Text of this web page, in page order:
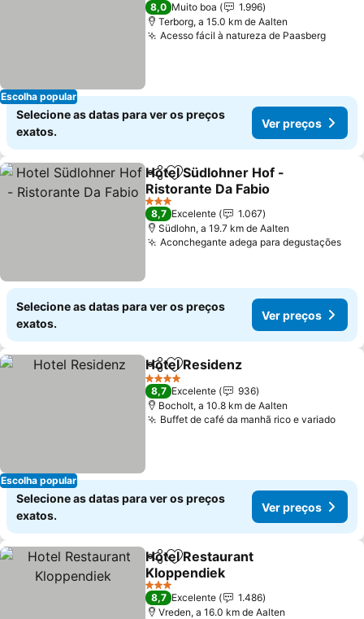
Escolha popular
8,0 Muito boa
1.996
Terborg, a 15.0 km de Aalten
Acesso fácil à natureza de Paasberg
Selecione as datas para ver os preços
exatos.
Ver preços
PartilharAdicionar aos favoritos
Hotel Südlohner Hof -
Ristorante Da Fabio
3 Estrelas
8,7 Excelente
1.067
Südlohn, a 19.7 km de Aalten
Aconchegante adega para degustações
Selecione as datas para ver os preços
exatos.
Ver preços
Escolha popular
PartilharAdicionar aos favoritos
Hotel Residenz
4 Estrelas
8,7 Excelente
936
Bocholt, a 10.8 km de Aalten
Buffet de café da manhã rico e variado
Selecione as datas para ver os preços
exatos.
Ver preços
PartilharAdicionar aos favoritos
Hotel Restaurant
Kloppendiek
3 Estrelas
8,7 Excelente
1.486
Vreden, a 16.0 km de Aalten